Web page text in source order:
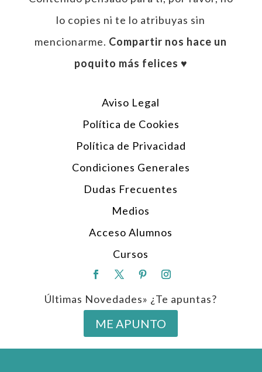
lo copies ni te lo atribuyas sin
mencionarme. Compartir nos hace un
poquito más felices ♥︎
Aviso Legal
Política de Cookies
Política de Privacidad
Condiciones Generales
Dudas Frecuentes
Medios
Acceso Alumnos
Cursos
Últimas Novedades» ¿Te apuntas?
ME APUNTO